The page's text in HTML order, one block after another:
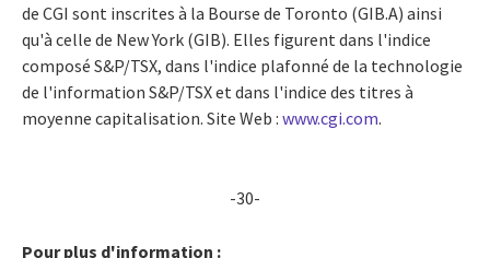
de CGI sont inscrites à la Bourse de Toronto (GIB.A) ainsi
qu'à celle de New York (GIB). Elles figurent dans l'indice
composé S&P/TSX, dans l'indice plafonné de la technologie
de l'information S&P/TSX et dans l'indice des titres à
moyenne capitalisation. Site Web : www.cgi.com.
-30-
Pour plus d'information :